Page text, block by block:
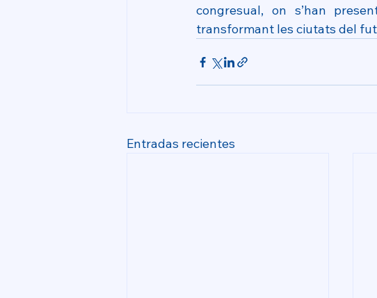
congresual, on s’han
transformant les ciutats del
Entradas recientes